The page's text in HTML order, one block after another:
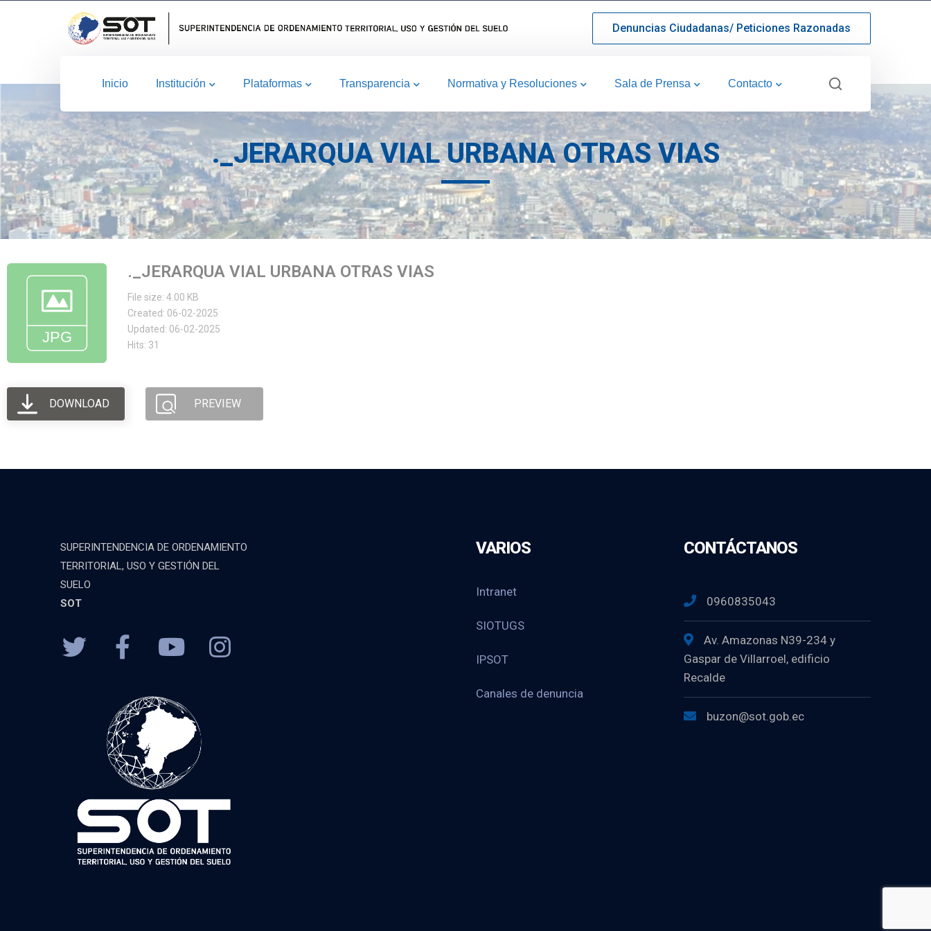
Denuncias Ciudadanas/ Peticiones Razonadas
Inicio Institución Plataformas Transparencia Normativa y Resoluciones Sala de Prensa Contacto
._JERARQUA VIAL URBANA OTRAS VIAS
._JERARQUA VIAL URBANA OTRAS VIAS
File size: 4.00 KB
Created: 06-02-2025
Updated: 06-02-2025
Hits: 31
DOWNLOAD PREVIEW
SUPERINTENDENCIA DE ORDENAMIENTO
TERRITORIAL, USO Y GESTIÓN DEL
SUELO
SOT
VARIOS
Intranet
SIOTUGS
IPSOT
Canales de denuncia
CONTÁCTANOS
0960835043
Av. Amazonas N39-234 y
Gaspar de Villarroel, edificio
Recalde
buzon@sot.gob.ec